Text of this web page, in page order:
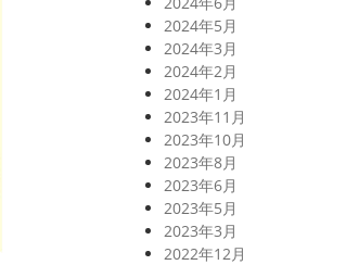
2024年5月
2024年3月
2024年2月
2024年1月
2023年11月
2023年10月
2023年8月
2023年6月
2023年5月
2023年3月
2022年12月